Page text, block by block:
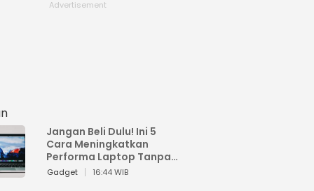
Jangan Beli Dulu! Ini 5
Cara Meningkatkan
Performa Laptop Tanpa
Harus Beli Baru
Gadget 16:44 WIB